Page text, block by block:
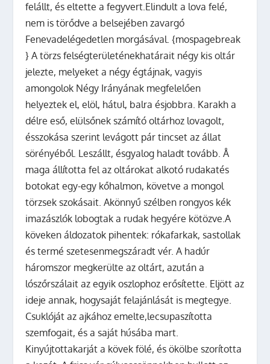
felállt, és eltette a fegyvert.Elindult a lova felé,
nem is törődve a belsejében zavargó
Fenevadelégedetlen morgásával. {mospagebreak
} A törzs felségterületénekhatárait négy kis oltár
jelezte, melyeket a négy égtájnak, vagyis
amongolok Négy Irányának megfelelően
helyeztek el, elöl, hátul, balra ésjobbra. Karakh a
délre eső, elülsőnek számító oltárhoz lovagolt,
ésszokása szerint levágott pár tincset az állat
sörényéből. Leszállt, ésgyalog haladt tovább. Å
maga állította fel az oltárokat alkotó rudakatés
botokat egy-egy kőhalmon, követve a mongol
törzsek szokásait. Akönnyű szélben rongyos kék
imazászlók lobogtak a rudak hegyére kötözve.A
köveken áldozatok pihentek: rókafarkak, sastollak
és termé szetesenmegszáradt vér. A hadúr
háromszor megkerülte az oltárt, azután a
lószőrszálait az egyik oszlophoz erősítette. Eljött az
ideje annak, hogysaját felajánlását is megtegye.
Csuklóját az ajkához emelte,lecsupaszította
szemfogait, és a saját húsába mart.
Kinyújtottakarját a kövek fölé, és ökölbe szorította